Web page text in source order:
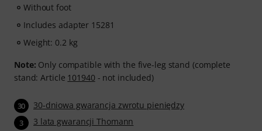
Without foot
Includes adapter 15281
Weight: 0.2 kg
Note: Only compatible with the five-leg stand (complete
stand: Article 101940 - not included)
30 30-dniowa gwarancja zwrotu pieniędzy
3 3 lata gwarancji Thomann